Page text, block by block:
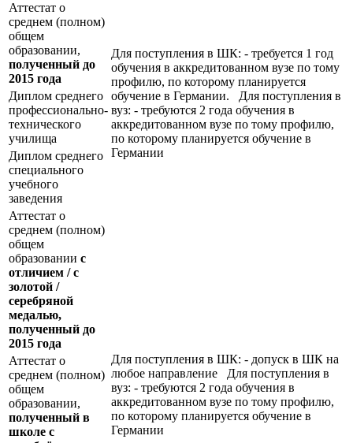
Аттестат о
среднем (полном)
общем
образовании,
полученный до
2015 года
Для поступления в ШК: - требуется 1 год
обучения в аккредитованном вузе по тому
профилю, по которому планируется
обучение в Германии. Для поступления в
вуз: - требуются 2 года обучения в
аккредитованном вузе по тому профилю,
по которому планируется обучение в
Германии
Диплом среднего
профессионально-
технического
училища
Диплом среднего
специального
учебного
заведения
Аттестат о
среднем (полном)
общем
образовании с
отличием / с
золотой /
серебряной
медалью,
полученный до
2015 года
Для поступления в ШК: - допуск в ШК на
любое направление Для поступления в
вуз: - требуются 2 года обучения в
аккредитованном вузе по тому профилю,
по которому планируется обучение в
Германии
Аттестат о
среднем (полном)
общем
образовании,
полученный в
школе с